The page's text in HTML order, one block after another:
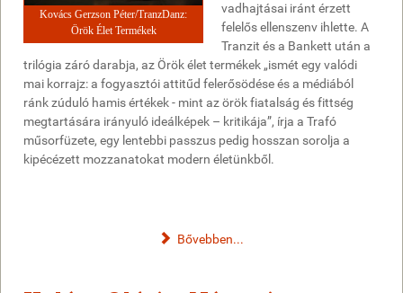
Kovács Gerzson Péter/TranzDanz:
Örök Élet Termékek
vadhajtásai iránt érzett
felelős ellenszenv ihlette. A
Tranzit és a Bankett után a
trilógia záró darabja, az Örök élet termékek „ismét egy valódi
mai korrajz: a fogyasztói attitűd felerősödése és a médiából
ránk zúduló hamis értékek - mint az örök fiatalság és fittség
megtartására irányuló ideálképek – kritikája”, írja a Trafó
műsorfüzete, egy lentebbi passzus pedig hosszan sorolja a
kipécézett mozzanatokat modern életünkből.
Bővebben...